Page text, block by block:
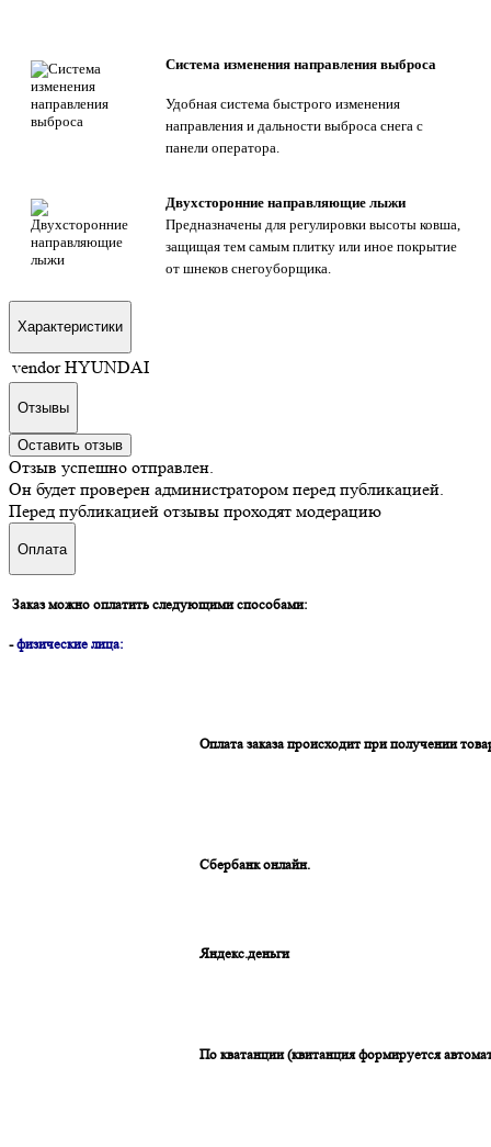
Система изменения направления выброса
Удобная система быстрого изменения
направления и дальности выброса снега с
панели оператора.
Двухсторонние направляющие лыжи
Предназначены для регулировки высоты ковша,
защищая тем самым плитку или иное покрытие
от шнеков снегоуборщика.
Характеристики
vendor HYUNDAI
Отзывы
Оставить отзыв
Отзыв успешно отправлен.
Он будет проверен администратором перед публикацией.
Перед публикацией отзывы проходят модерацию
Оплата
Заказ можно оплатить следующими способами:
-физические лица:
Оплата заказа происходит при получении
Сбербанк онлайн.
Яндекс.деньги
По кватанции (квитанция формируется